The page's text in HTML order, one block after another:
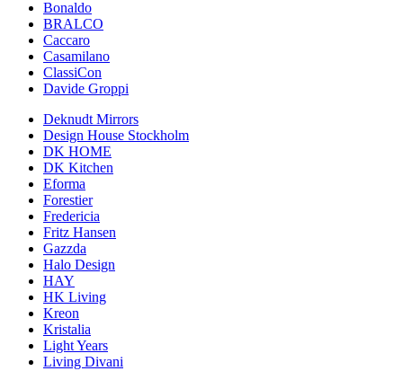
Bonaldo
BRALCO
Caccaro
Casamilano
ClassiCon
Davide Groppi
Deknudt Mirrors
Design House Stockholm
DK HOME
DK Kitchen
Eforma
Forestier
Fredericia
Fritz Hansen
Gazzda
Halo Design
HAY
HK Living
Kreon
Kristalia
Light Years
Living Divani